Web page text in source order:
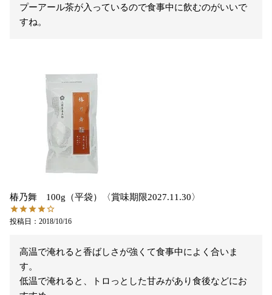
プーアール茶が入っているので食事中に飲むのがいいで
すね。
椿乃舞 100g（平袋）〈賞味期限2027.11.30〉
投稿日 2018/10/16
高温で淹れると香ばしさが強くて食事中によく合いま
す。
低温で淹れると、トロっとした甘みがあり食後などにお